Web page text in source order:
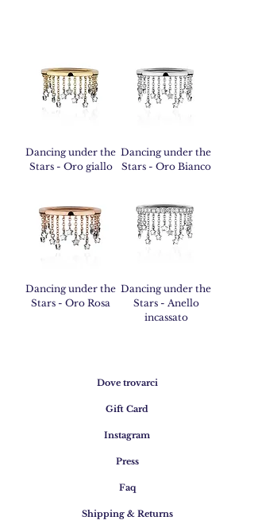
Dancing under the
Stars - Oro giallo
Dancing under the
Stars - Oro Bianco
Dancing under the
Stars - Oro Rosa
Dancing under the
Stars - Anello
incassato
Dove trovarci
Gift Card
Instagram
Press
Faq
Shipping & Returns